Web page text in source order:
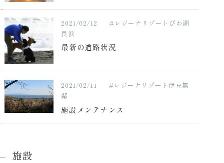
2021/02/12
#レジーナリゾートびわ湖
長浜
最新の道路状況
2021/02/11
#レジーナリゾート伊豆無
鄰
施設メンテナンス
施設